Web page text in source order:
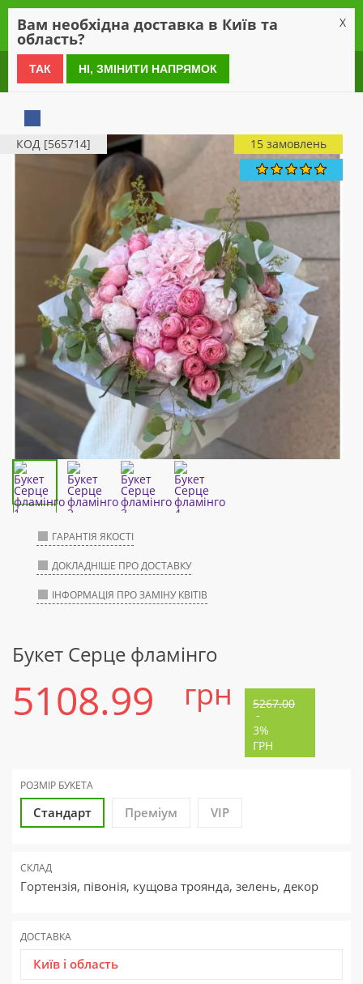
0 800 21 54 55
КОД [565714] 15 замовлень
ГАРАНТІЯ ЯКОСТІ
ДОКЛАДНІШЕ ПРО ДОСТАВКУ
ІНФОРМАЦІЯ ПРО ЗАМІНУ КВІТІВ
Букет Серце фламінго
5108.99 грн 5267.00
-
3%
ГРН
РОЗМІР БУКЕТА
Стандарт Преміум VIP
СКЛАД
Гортензія, півонія, кущова троянда, зелень, декор
ДОСТАВКА
Київ і область
Вам необхідна доставка в Київ та
область?
X
ТАК НІ, ЗМІНИТИ НАПРЯМОК